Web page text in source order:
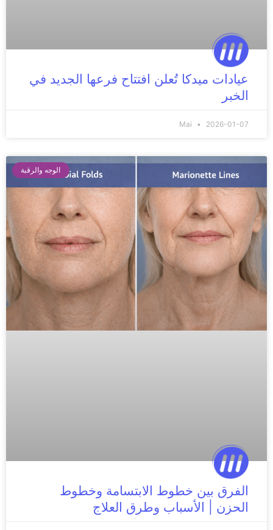
عيادات ميدكا تُعلن افتتاح فرعها الجديد في
الخبر
Mai 2026-01-07
الوجه والرقبة
الفرق بين خطوط الابتسامة وخطوط
الحزن | الأسباب وطرق العلاج